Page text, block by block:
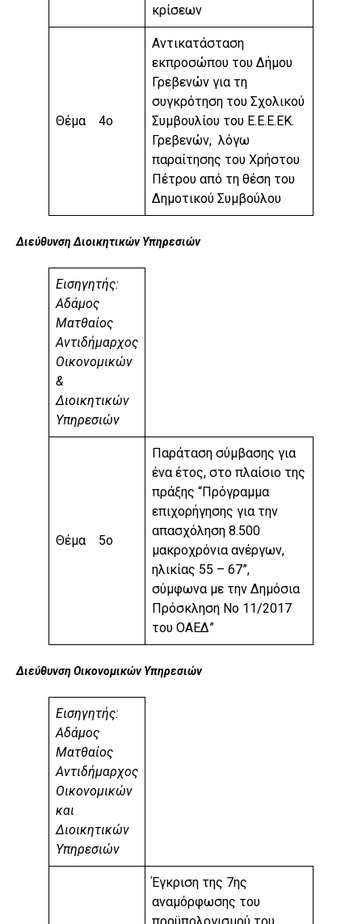
κρίσεων
Θέμα 4ο
Αντικατάσταση
εκπροσώπου του Δήμου
Γρεβενών για τη
συγκρότηση του Σχολικού
Συμβουλίου του Ε.Ε.Ε.ΕΚ.
Γρεβενών, λόγω
παραίτησης του Χρήστου
Πέτρου από τη θέση του
Δημοτικού Συμβούλου
Διεύθυνση Διοικητικών Υπηρεσιών
Εισηγητής:
Αδάμος
Ματθαίος
Αντιδήμαρχος
Οικονομικών
&
Διοικητικών
Υπηρεσιών
Θέμα 5ο
Παράταση σύμβασης για
ένα έτος, στο πλαίσιο της
πράξης “Πρόγραμμα
επιχορήγησης για την
απασχόληση 8.500
μακροχρόνια ανέργων,
ηλικίας 55 – 67”,
σύμφωνα με την Δημόσια
Πρόσκληση Νο 11/2017
του ΟΑΕΔ”
Διεύθυνση Οικονομικών Υπηρεσιών
Εισηγητής:
Αδάμος
Ματθαίος
Αντιδήμαρχος
Οικονομικών
και
Διοικητικών
Υπηρεσιών
Έγκριση της 7ης
αναμόρφωσης του